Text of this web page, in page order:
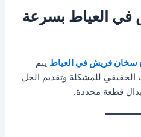
العياط بسرعة
سخان فريش في العياط يتم
للمشكلة وتقديم الحل
قطعة محددة.